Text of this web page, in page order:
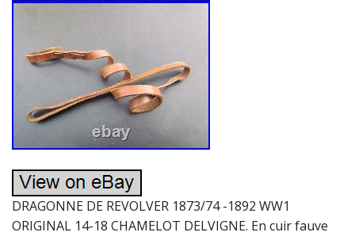
DRAGONNE DE REVOLVER 1873/74 -1892 WW1
ORIGINAL 14-18 CHAMELOT DELVIGNE. En cuir fauve